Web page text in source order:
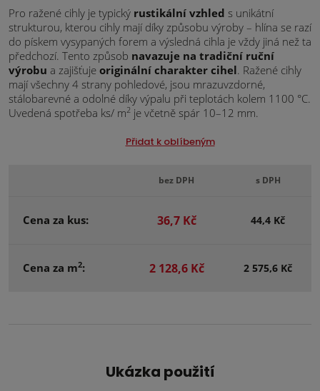
Pro ražené cihly je typický rustikální vzhled s unikátní
strukturou, kterou cihly mají díky způsobu výroby – hlína se razí
do pískem vysypaných forem a výsledná cihla je vždy jiná než ta
předchozí. Tento způsob navazuje na tradiční ruční
výrobu a zajišťuje originální charakter cihel. Ražené cihly
mají všechny 4 strany pohledové, jsou mrazuvzdorné,
stálobarevné a odolné díky výpalu při teplotách kolem 1100 °C.
Uvedená spotřeba ks/ m2 je včetně spár 10–12 mm.
Přidat k oblíbeným
bez DPH s DPH
Cena za kus: 36,7 Kč 44,4 Kč
Cena za m2: 2 128,6 Kč 2 575,6 Kč
Ukázka použití